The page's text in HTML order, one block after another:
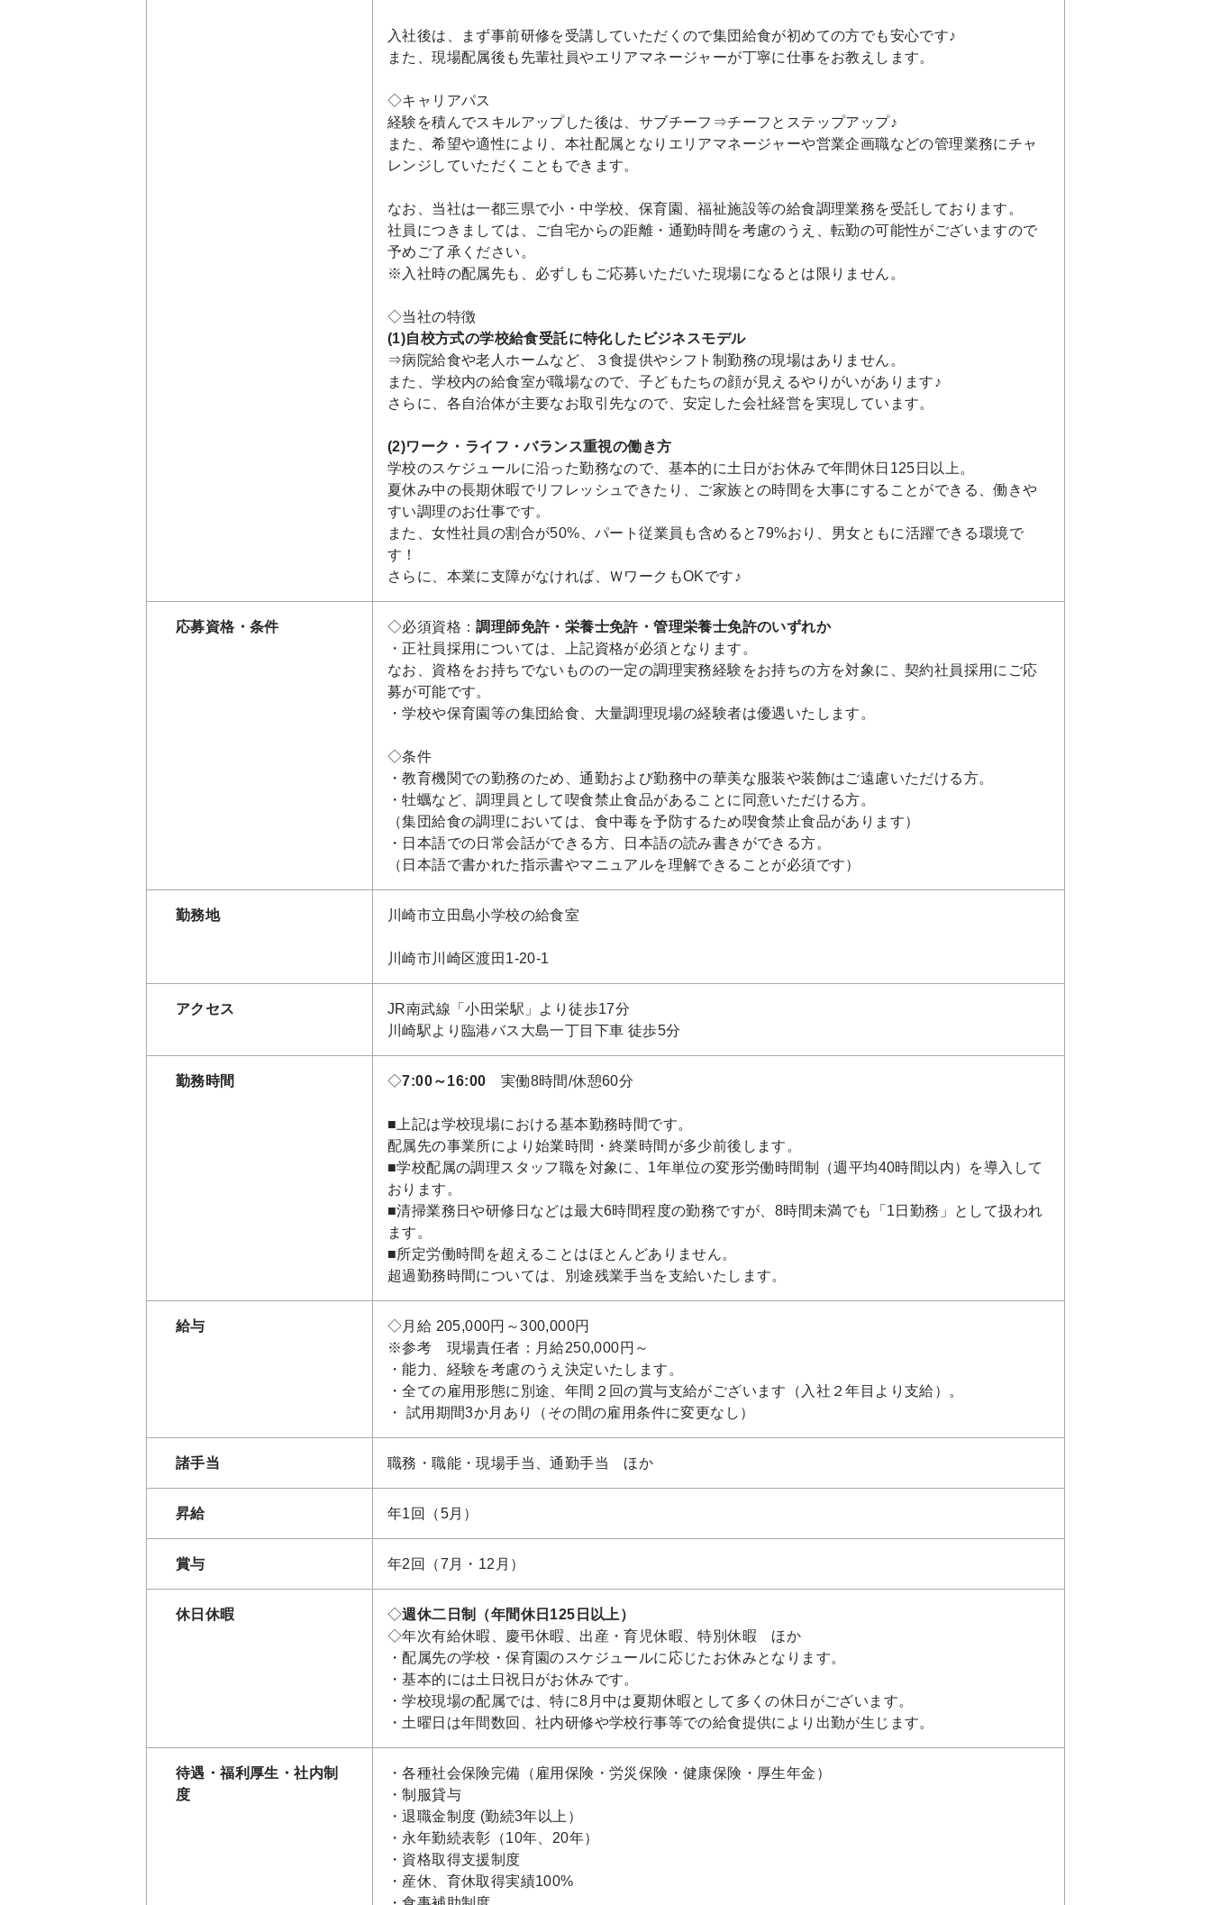
入社後は、まず事前研修を受講していただくので集団給食が初めての方でも安心です♪
また、現場配属後も先輩社員やエリアマネージャーが丁寧に仕事をお教えします。
◇キャリアパス
経験を積んでスキルアップした後は、サブチーフ⇒チーフとステップアップ♪
また、希望や適性により、本社配属となりエリアマネージャーや営業企画職などの管理業務にチャ
レンジしていただくこともできます。
なお、当社は一都三県で小・中学校、保育園、福祉施設等の給食調理業務を受託しております。
社員につきましては、ご自宅からの距離・通勤時間を考慮のうえ、転勤の可能性がございますので
予めご了承ください。
※入社時の配属先も、必ずしもご応募いただいた現場になるとは限りません。
◇当社の特徴
(1)自校方式の学校給食受託に特化したビジネスモデル
⇒病院給食や老人ホームなど、３食提供やシフト制勤務の現場はありません。
また、学校内の給食室が職場なので、子どもたちの顔が見えるやりがいがあります♪
さらに、各自治体が主要なお取引先なので、安定した会社経営を実現しています。
(2)ワーク・ライフ・バランス重視の働き方
学校のスケジュールに沿った勤務なので、基本的に土日がお休みで年間休日125日以上。
夏休み中の長期休暇でリフレッシュできたり、ご家族との時間を大事にすることができる、働きや
すい調理のお仕事です。
また、女性社員の割合が50%、パート従業員も含めると79%おり、男女ともに活躍できる環境で
す！
さらに、本業に支障がなければ、ＷワークもOKです♪
応募資格・条件 ◇必須資格：調理師免許・栄養士免許・管理栄養士免許のいずれか
・正社員採用については、上記資格が必須となります。
なお、資格をお持ちでないものの一定の調理実務経験をお持ちの方を対象に、契約社員採用にご応
募が可能です。
・学校や保育園等の集団給食、大量調理現場の経験者は優遇いたします。
◇条件
・教育機関での勤務のため、通勤および勤務中の華美な服装や装飾はご遠慮いただける方。
・牡蠣など、調理員として喫食禁止食品があることに同意いただける方。
（集団給食の調理においては、食中毒を予防するため喫食禁止食品があります）
・日本語での日常会話ができる方、日本語の読み書きができる方。
（日本語で書かれた指示書やマニュアルを理解できることが必須です）
勤務地 川崎市立田島小学校の給食室
川崎市川崎区渡田1-20-1
アクセス
JR南武線「小田栄駅」より徒歩17分
川崎駅より臨港バス大島一丁目下車 徒歩5分
勤務時間 ◇7:00～16:00 実働8時間/休憩60分
■上記は学校現場における基本勤務時間です。
配属先の事業所により始業時間・終業時間が多少前後します。
■学校配属の調理スタッフ職を対象に、1年単位の変形労働時間制（週平均40時間以内）を導入して
おります。
■清掃業務日や研修日などは最大6時間程度の勤務ですが、8時間未満でも「1日勤務」として扱われ
ます。
■所定労働時間を超えることはほとんどありません。
超過勤務時間については、別途残業手当を支給いたします。
給与
◇月給 205,000円～300,000円
※参考 現場責任者：月給250,000円～
・能力、経験を考慮のうえ決定いたします。
・全ての雇用形態に別途、年間２回の賞与支給がございます（入社２年目より支給）。
・ 試用期間3か月あり（その間の雇用条件に変更なし）
諸手当 職務・職能・現場手当、通勤手当 ほか
昇給 年1回（5月）
賞与 年2回（7月・12月）
休日休暇 ◇週休二日制（年間休日125日以上）
◇年次有給休暇、慶弔休暇、出産・育児休暇、特別休暇 ほか
・配属先の学校・保育園のスケジュールに応じたお休みとなります。
・基本的には土日祝日がお休みです。
・学校現場の配属では、特に8月中は夏期休暇として多くの休日がございます。
・土曜日は年間数回、社内研修や学校行事等での給食提供により出勤が生じます。
待遇・福利厚生・社内制
度
・各種社会保険完備（雇用保険・労災保険・健康保険・厚生年金）
・制服貸与
・退職金制度 (勤続3年以上）
・永年勤続表彰（10年、20年）
・資格取得支援制度
・産休、育休取得実績100%